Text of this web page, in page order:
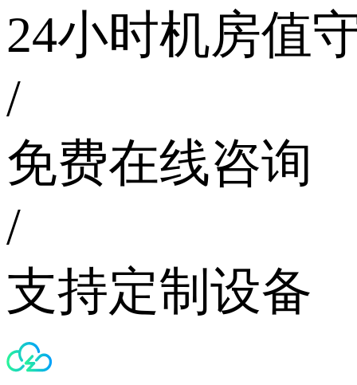
24小时机房值
/
免费在线咨询
/
支持定制设备